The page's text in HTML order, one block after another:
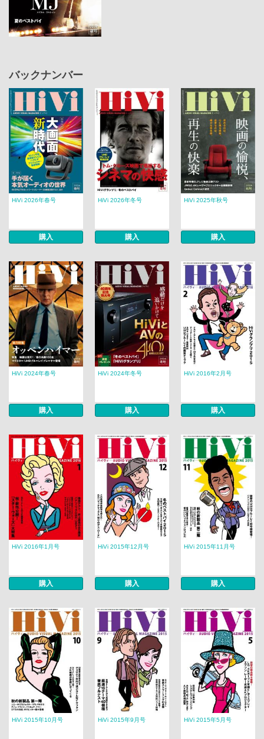
バックナンバー
HiVi 2026年春号
購入
HiVi 2026年冬号
購入
HiVi 2025年秋号
購入
HiVi 2024年春号
購入
HiVi 2024年冬号
購入
HiVi 2016年2月号
購入
HiVi 2016年1月号
購入
HiVi 2015年12月号
購入
HiVi 2015年11月号
購入
HiVi 2015年10月号 HiVi 2015年9月号 HiVi 2015年5月号